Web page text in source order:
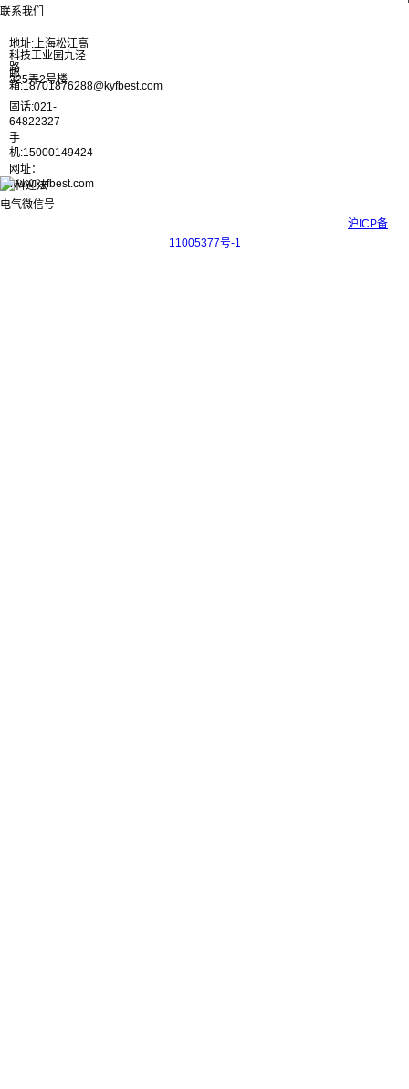
联系我们
地址:上海松江高
科技工业园九泾
路
325弄2号楼
邮
箱:18701876288@kyfbest.com
固话:021-
64822327
手
机:15000149424
网址：
www.kyfbest.com
沪ICP备
11005377号-1